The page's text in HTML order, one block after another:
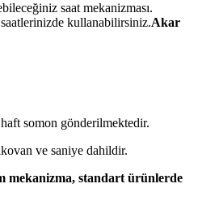
saat mekanizması.
kullanabilirsiniz.Akar
somon gönderilmektedir.
ve saniye dahildir.
mekanizma, standart ürünlerde